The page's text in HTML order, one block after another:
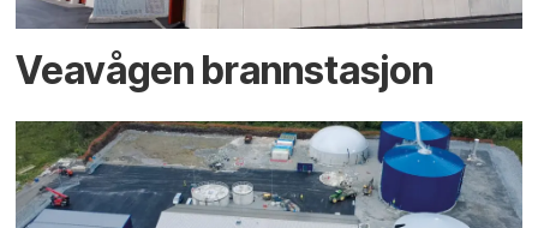
Veavågen brannstasjon